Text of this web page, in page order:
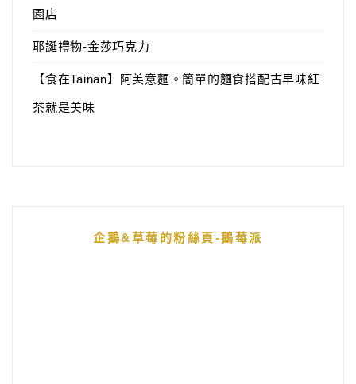
園店
耶誕禮物-金莎巧克力
【食在Tainan】阿美意麵。簡單的麵食搭配古早味紅
茶就是美味
企鵝&草莓的粉絲頁-鵝莓派